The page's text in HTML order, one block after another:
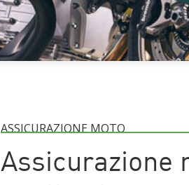
ASSICURAZIONE MOTO
Assicurazione